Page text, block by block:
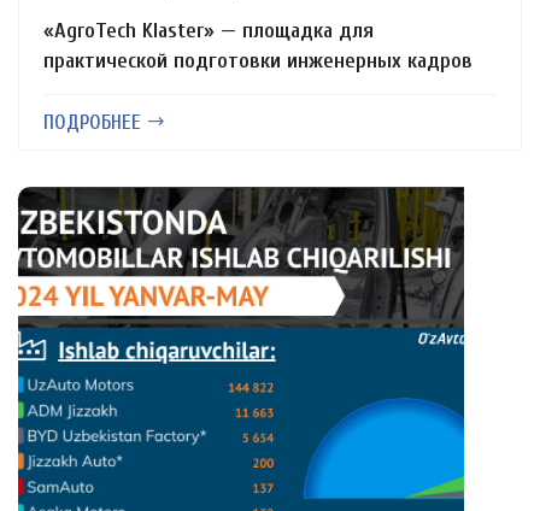
«AgroTech Klaster» — площадка для
практической подготовки инженерных кадров
ПОДРОБНЕЕ